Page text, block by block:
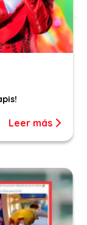
Leer más